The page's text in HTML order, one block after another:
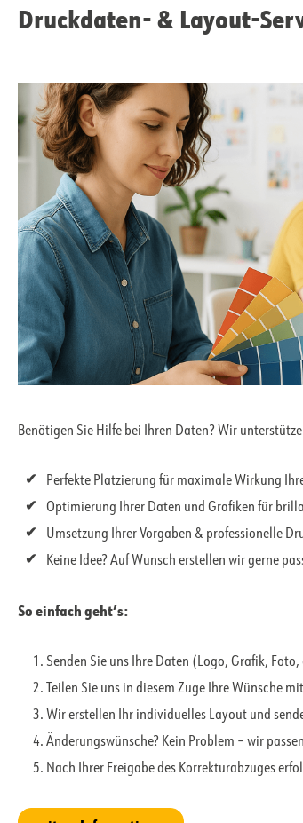
Druckdaten- & Layout-
Benötigen Sie Hilfe bei Ihren Daten? Wir
Perfekte Platzierung für maximale Wirkung
Optimierung Ihrer Daten und Grafiken für
Umsetzung Ihrer Vorgaben & professionelle
Keine Idee? Auf Wunsch erstellen wir gerne
So einfach geht’s:
Senden Sie uns Ihre Daten (Logo, Grafik,
Teilen Sie uns in diesem Zuge Ihre Wünsche
Wir erstellen Ihr individuelles Layout und
Änderungswünsche? Kein Problem – wir
Nach Ihrer Freigabe des Korrekturabzuges